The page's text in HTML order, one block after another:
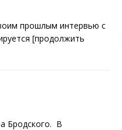
прошлым интервью с
[продолжить
Бродского. В